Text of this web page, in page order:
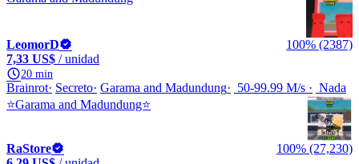
LeomorD
100% (2387)
7,33 US$ / unidad
20 min
Brainrot Secreto Garama and Madundung 50-99.99 M/s
Nada
⭐Garama and Madundung⭐
RaStore
100% (27,230)